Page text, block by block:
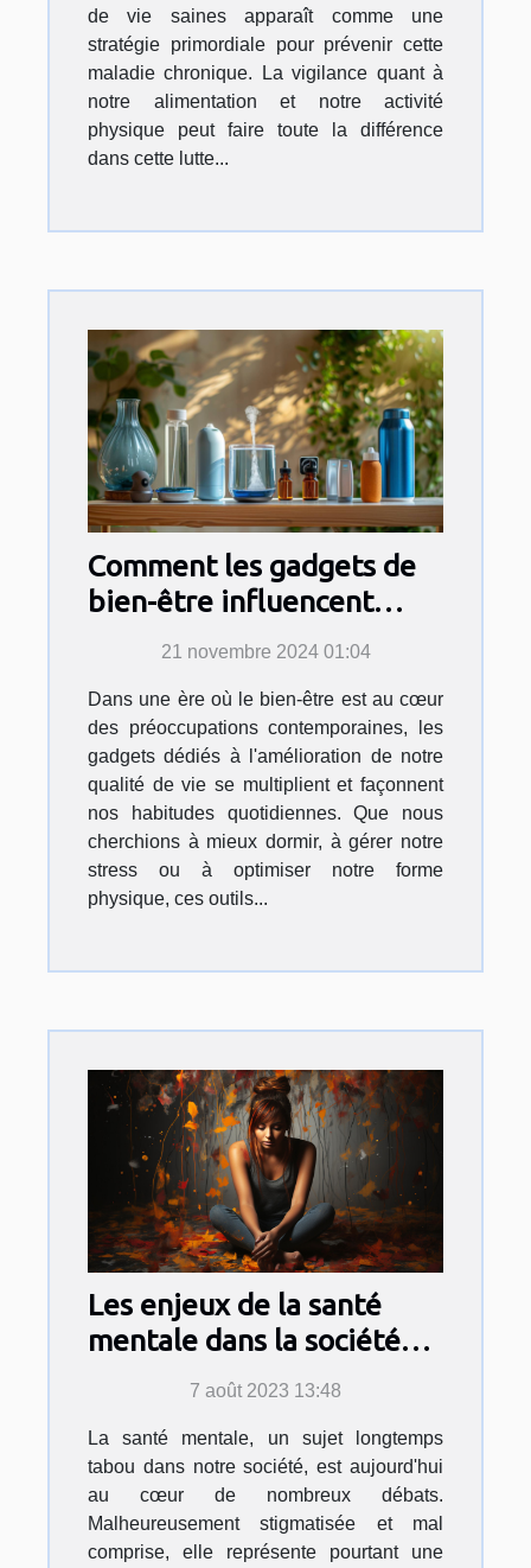
de vie saines apparaît comme une
stratégie primordiale pour prévenir cette
maladie chronique. La vigilance quant à
notre alimentation et notre activité
physique peut faire toute la différence
dans cette lutte...
Comment les gadgets de
bien-être influencent
notre quotidien
21 novembre 2024 01:04
Dans une ère où le bien-être est au cœur
des préoccupations contemporaines, les
gadgets dédiés à l'amélioration de notre
qualité de vie se multiplient et façonnent
nos habitudes quotidiennes. Que nous
cherchions à mieux dormir, à gérer notre
stress ou à optimiser notre forme
physique, ces outils...
Les enjeux de la santé
mentale dans la société
moderne7 août 2023 13:48
La santé mentale, un sujet longtemps
tabou dans notre société, est aujourd'hui
au cœur de nombreux débats.
Malheureusement stigmatisée et mal
comprise, elle représente pourtant une